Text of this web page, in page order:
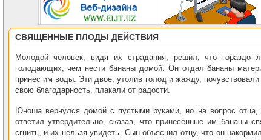
СВЯЩЕННЫЕ ПЛОДЫ ДЕЙСТВИЯ
Молодой человек, видя их страдания, решил, что гораздо
голодающих, чем нести бананы домой. Он отдал бананы
принес им воды. Эти двое, утолив голод и жажду, почувствовали
свою благодарность, плакали от радости.
Юноша вернулся домой с пустыми руками, но на вопрос отца,
ответил утвердительно, сказав, что принесённые им бананы
сгнить, и их нельзя увидеть. Сын объяснил отцу, что он